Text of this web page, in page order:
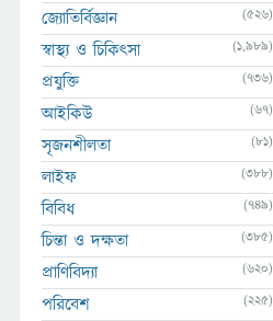
জ্যোতির্বিজ্ঞান (526)
স্বাস্থ্য ও চিকিৎসা (1,989)
প্রযুক্তি (736)
আইকিউ (67)
সৃজনশীলতা (81)
লাইফ (388)
বিবিধ (749)
চিন্তা ও দক্ষতা (385)
প্রাণিবিদ্যা (620)
পরিবেশ (225)